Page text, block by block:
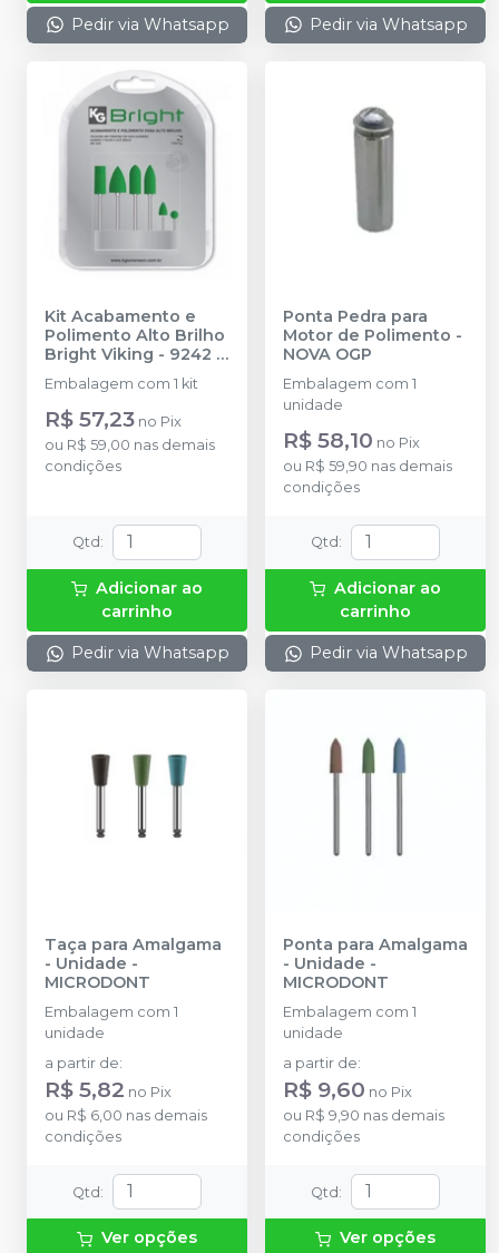
Pedir via Whatsapp Pedir via Whatsapp
Kit Acabamento e
Polimento Alto Brilho
Bright Viking - 9242 -
KG SORENSEN
Embalagem com 1 kit
R$ 57,23 no Pix
ou R$ 59,00 nas demais
condições
Qtd :
Adicionar ao
carrinho
Pedir via Whatsapp
Ponta Pedra para
Motor de Polimento -
NOVA OGP
Embalagem com 1
unidade
R$ 58,10 no Pix
ou R$ 59,90 nas demais
condições
Qtd :
Adicionar ao
carrinho
Pedir via Whatsapp
Taça para Amalgama
- Unidade -
MICRODONT
Embalagem com 1
unidade
a partir de:
R$ 5,82 no Pix
ou R$ 6,00 nas demais
condições
Qtd :
Ver opções
Ponta para Amalgama
- Unidade -
MICRODONT
Embalagem com 1
unidade
a partir de:
R$ 9,60 no Pix
ou R$ 9,90 nas demais
condições
Qtd :
Ver opções